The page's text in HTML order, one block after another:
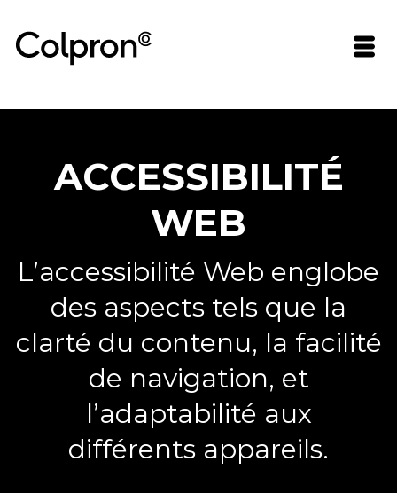
ACCESSIBILITÉ
WEB
L’accessibilité Web englobe
des aspects tels que la
clarté du contenu, la facilité
de navigation, et
l’adaptabilité aux
différents appareils.